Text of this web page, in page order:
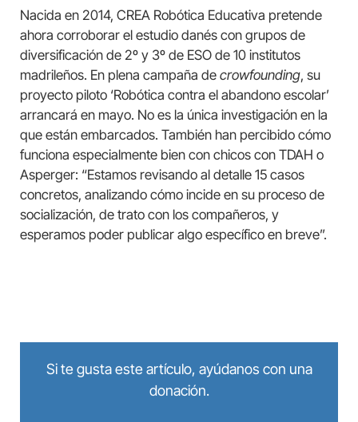
Nacida en 2014, CREA Robótica Educativa pretende
ahora corroborar el estudio danés con grupos de
diversificación de 2º y 3º de ESO de 10 institutos
madrileños. En plena campaña de crowfounding, su
proyecto piloto ‘Robótica contra el abandono escolar’
arrancará en mayo. No es la única investigación en la
que están embarcados. También han percibido cómo
funciona especialmente bien con chicos con TDAH o
Asperger: “Estamos revisando al detalle 15 casos
concretos, analizando cómo incide en su proceso de
socialización, de trato con los compañeros, y
esperamos poder publicar algo específico en breve”.
Si te gusta este artículo, ayúdanos con una
donación.